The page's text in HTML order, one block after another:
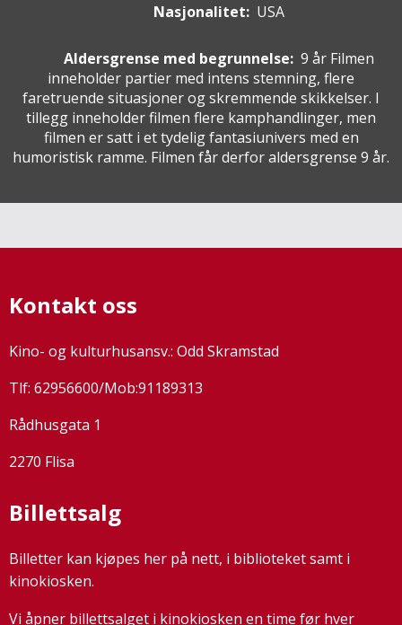
Nasjonalitet: USA
Aldersgrense med begrunnelse: 9 år Filmen
inneholder partier med intens stemning, flere
faretruende situasjoner og skremmende skikkelser. I
tillegg inneholder filmen flere kamphandlinger, men
filmen er satt i et tydelig fantasiunivers med en
humoristisk ramme. Filmen får derfor aldersgrense 9 år.
Kontakt oss
Kino- og kulturhusansv.: Odd Skramstad
Tlf: 62956600/Mob:91189313
Rådhusgata 1
2270 Flisa
Billettsalg
Billetter kan kjøpes her på nett, i biblioteket samt i
kinokiosken.
Vi åpner billettsalget i kinokiosken en time før hver